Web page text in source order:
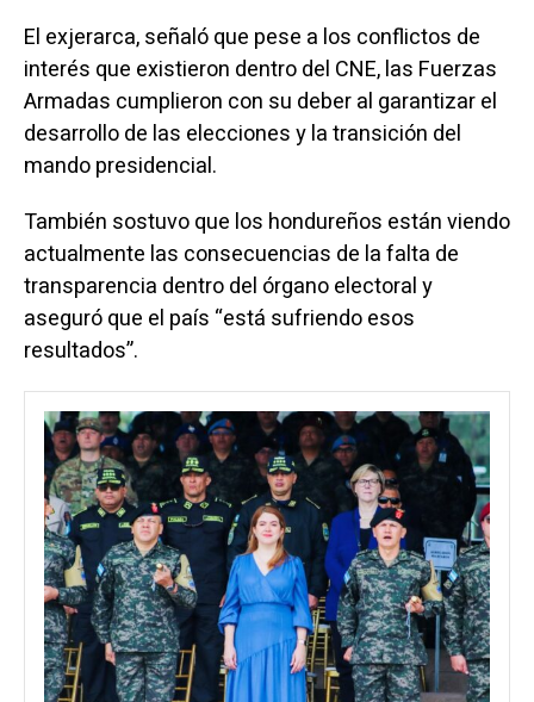
El exjerarca, señaló que pese a los conflictos de
interés que existieron dentro del CNE, las Fuerzas
Armadas cumplieron con su deber al garantizar el
desarrollo de las elecciones y la transición del
mando presidencial.
También sostuvo que los hondureños están viendo
actualmente las consecuencias de la falta de
transparencia dentro del órgano electoral y
aseguró que el país “está sufriendo esos
resultados”.